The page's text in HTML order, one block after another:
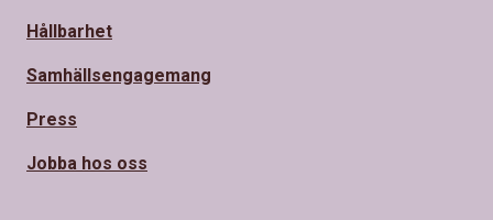
Hållbarhet
Samhällsengagemang
Press
Jobba hos oss